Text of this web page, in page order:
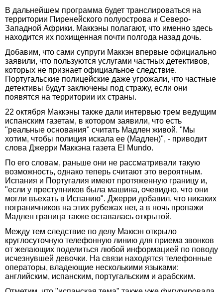
В дальнейшем программа будет транслироваться на
территории Пиренейского полуострова и Северо-
Западной Африки. Маккэны полагают, что именно здесь
находится их похищенная почти полгода назад дочь.
Добавим, что сами супруги Маккэн впервые официально
заявили, что пользуются услугами частных детективов,
которых не признает официальное следствие.
Португальские полицейские даже угрожали, что частные
детективы будут заключены под стражу, если они
появятся на территории их страны.
22 октября Маккэны также дали интервью трем ведущим
испанским газетам, в котором заявили, что есть
"реальные основания" считать Мадлен живой. "Мы
хотим, чтобы полиция искала ее (Мадлен)", - приводит
слова Джерри Маккэна газета El Mundo.
По его словам, раньше они не рассматривали такую
возможность, однако теперь считают это вероятным.
Испания и Португалия имеют протяженную границу и,
"если у преступников была машина, очевидно, что они
могли въехать в Испанию". Джерри добавил, что никаких
пограничников на этих рубежах нет, а в ночь пропажи
Мадлен граница также оставалась открытой.
Между тем следствие по делу Маккэн открыло
круглосуточную телефонную линию для приема звонков
от желающих поделиться любой информацией по поводу
исчезнувшей девочки. На связи находятся телефонные
операторы, владеющие несколькими языками:
английским, испанским, португальским и арабским.